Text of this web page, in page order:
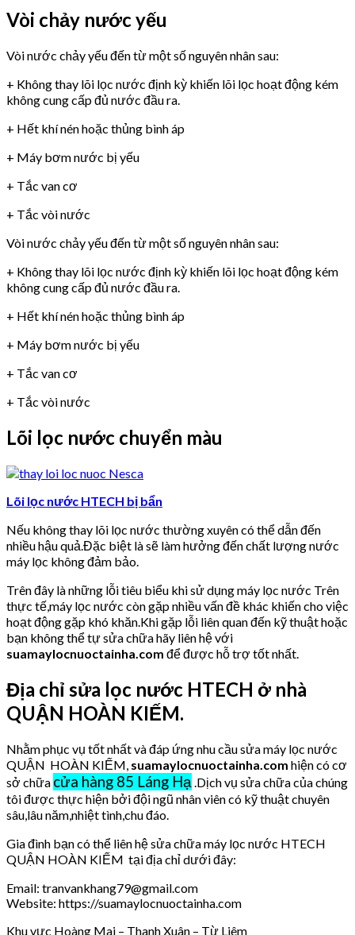
Vòi chảy nước yếu
Vòi nước chảy yếu đến từ một số nguyên nhân sau:
+ Không thay lõi lọc nước định kỳ khiến lõi lọc hoạt động kém
không cung cấp đủ nước đầu ra.
+ Hết khí nén hoặc thủng bình áp
+ Máy bơm nước bị yếu
+ Tắc van cơ
+ Tắc vòi nước
Vòi nước chảy yếu đến từ một số nguyên nhân sau:
+ Không thay lõi lọc nước định kỳ khiến lõi lọc hoạt động kém
không cung cấp đủ nước đầu ra.
+ Hết khí nén hoặc thủng bình áp
+ Máy bơm nước bị yếu
+ Tắc van cơ
+ Tắc vòi nước
Lõi lọc nước chuyển màu
Lõi lọc nước HTECH bị bẩn
Nếu không thay lõi lọc nước thường xuyên có thể dẫn đến
nhiều hậu quả.Đặc biệt là sẽ làm hưởng đến chất lượng nước
máy lọc không đảm bảo.
Trên đây là những lỗi tiêu biểu khi sử dụng máy lọc nước Trên
thực tế,máy lọc nước còn gặp nhiều vấn đề khác khiến cho việc
hoạt động gặp khó khăn.Khi gặp lỗi liên quan đến kỹ thuật hoặc
bạn không thể tự sửa chữa hãy liên hệ với
suamaylocnuoctainha.com để được hỗ trợ tốt nhất.
Địa chỉ sửa lọc nước HTECH ở nhà
QUẬN HOÀN KIẾM.
Nhằm phục vụ tốt nhất và đáp ứng nhu cầu sửa máy lọc nước
QUẬN HOÀN KIẾM, suamaylocnuoctainha.com hiện có cơ
sở chữa cửa hàng 85 Láng Hạ .Dịch vụ sửa chữa của chúng
tôi được thực hiện bởi đội ngũ nhân viên có kỹ thuật chuyên
sâu,lâu năm,nhiệt tình,chu đáo.
Gia đình bạn có thể liên hệ sửa chữa máy lọc nước HTECH
QUẬN HOÀN KIẾM tại địa chỉ dưới đây:
Email: tranvankhang79@gmail.com
Website: https://suamaylocnuoctainha.com
Khu vực Hoàng Mai – Thanh Xuân – Từ Liêm